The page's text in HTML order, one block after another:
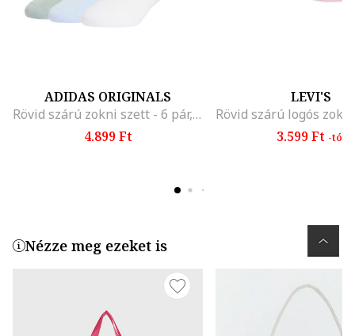
ADIDAS ORIGINALS
Rövid szárú zokni szett - 6 pár, Fehér/Sárga/Rózsaszín
4.899 Ft
LEVI'S
3.599 Ft -tól
Nézze meg ezeket is